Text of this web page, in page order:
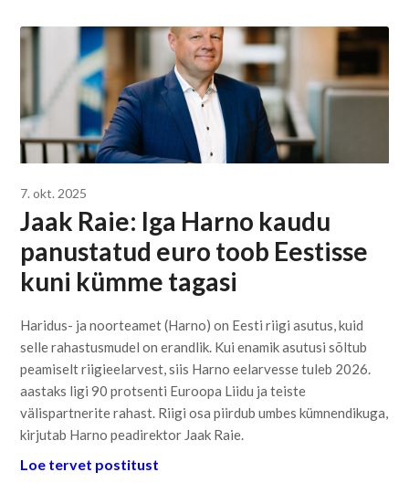
7. okt. 2025
Jaak Raie: Iga Harno kaudu
panustatud euro toob Eestisse
kuni kümme tagasi
Haridus- ja noorteamet (Harno) on Eesti riigi asutus, kuid
selle rahastusmudel on erandlik. Kui enamik asutusi sõltub
peamiselt riigieelarvest, siis Harno eelarvesse tuleb 2026.
aastaks ligi 90 protsenti Euroopa Liidu ja teiste
välispartnerite rahast. Riigi osa piirdub umbes kümnendikuga,
kirjutab Harno peadirektor Jaak Raie.
Loe tervet postitust